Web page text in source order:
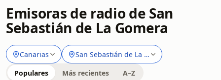
Emisoras de radio de San
Sebastián de La Gomera
Canarias San Sebastián de La Gomera
Populares Más recientes A–Z